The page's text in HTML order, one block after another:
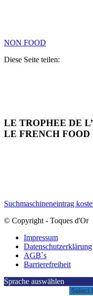
NON FOOD
Diese Seite teilen:
LE TROPHEE DE
LE FRENCH FOOD
Suchmaschineneintrag
© Copyright - Toques d'Or
Impressum
Datenschutzerklärung
AGB`s
Barrierefreiheit
Sprache auswählen